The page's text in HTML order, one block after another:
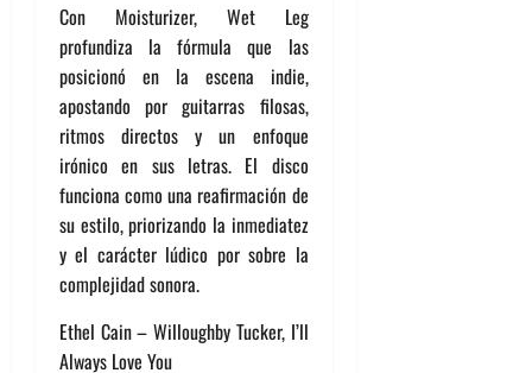
Con Moisturizer, Wet Leg
profundiza la fórmula que las
posicionó en la escena indie,
apostando por guitarras filosas,
ritmos directos y un enfoque
irónico en sus letras. El disco
funciona como una reafirmación de
su estilo, priorizando la inmediatez
y el carácter lúdico por sobre la
complejidad sonora.
Ethel Cain – Willoughby Tucker, I’ll
Always Love You